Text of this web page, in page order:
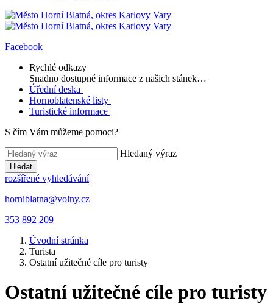
Facebook
Rychlé odkazy
Snadno dostupné informace z našich stánek…
Úřední deska
Hornoblatenské listy
Turistické informace
S čím Vám můžeme pomoci?
Hledaný výraz
Hledat
rozšířené vyhledávání
horniblatna@volny.cz
353 892 209
Úvodní stránka
Turista
Ostatní užitečné cíle pro turisty
Ostatní užitečné cíle pro turisty